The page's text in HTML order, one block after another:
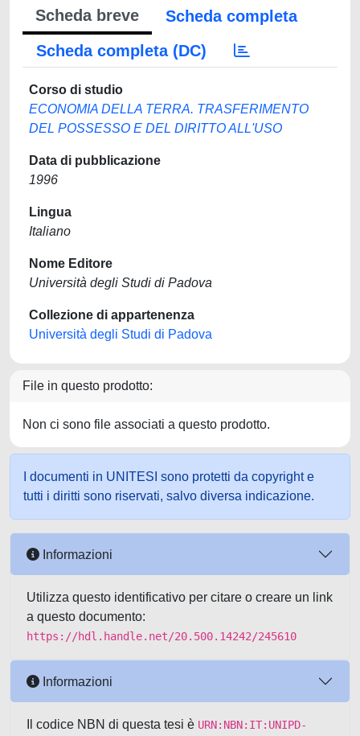
Scheda breve
Scheda completa
Scheda completa (DC)
Corso di studio
ECONOMIA DELLA TERRA. TRASFERIMENTO
DEL POSSESSO E DEL DIRITTO ALL'USO
Data di pubblicazione
1996
Lingua
Italiano
Nome Editore
Università degli Studi di Padova
Collezione di appartenenza
Università degli Studi di Padova
File in questo prodotto:
Non ci sono file associati a questo prodotto.
I documenti in UNITESI sono protetti da copyright e
tutti i diritti sono riservati, salvo diversa indicazione.
Informazioni
Utilizza questo identificativo per citare o creare un link
a questo documento:
https://hdl.handle.net/20.500.14242/245610
Informazioni
Il codice NBN di questa tesi è URN:NBN:IT:UNIPD-